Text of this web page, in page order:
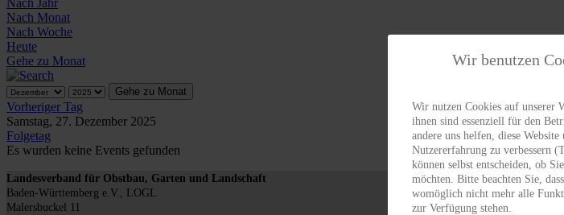
Nach Jahr
Nach Monat
Nach Woche
Heute
Gehe zu Monat
Gehe zu Monat
Vorheriger Tag
Samstag, 27. Dezember 2025
Folgetag
Es wurden keine Events gefunden
Landesverband für Obstbau, Garten und Landschaft
Baden-Württemberg e.V., LOGL
Malersbuckel 11
Wir benutzen
Wir nutzen Cookies auf unserer
ihnen sind essenziell für den
andere uns helfen, diese Website
Nutzererfahrung zu verbessern
können selbst entscheiden, ob
möchten. Bitte beachten Sie,
womöglich nicht mehr alle
zur Verfügung stehen.